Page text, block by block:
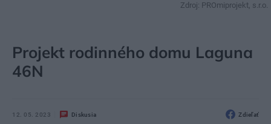
Zdroj: PROmiprojekt, s.r.o.
Projekt rodinného domu Laguna
46N
12. 05. 2023 Diskusia Zdieľať